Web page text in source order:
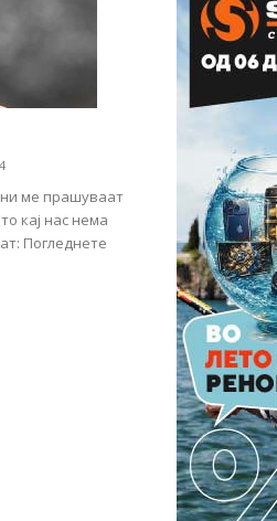
ме прашуваат
кај нас нема
Погледнете